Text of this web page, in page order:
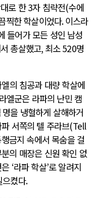
로 한3자 침략전(수에
찍한 학살이었다.이스라
들어가 모든 성인 남성
총살했고, 최소520명
의 침공과 대량 학살에
엘군은 라파의 난민 캠
을 냉혈하게 살해하거
서쪽의 텔 주라브(Tell
금지 속에서 목숨을 걸
의 매장은 신원 확인 없
‘라파 학살’로 알려지
으켰다.